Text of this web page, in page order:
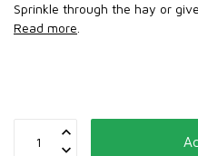
Sprinkle through the hay or
Read more